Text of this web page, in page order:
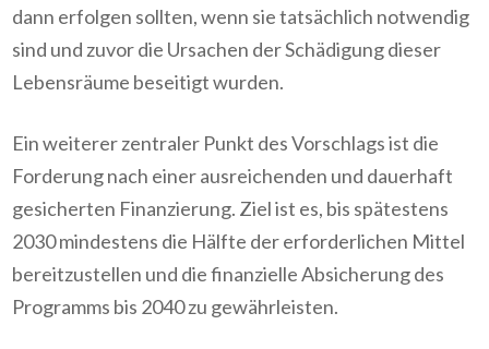
dann erfolgen sollten, wenn sie tatsächlich notwendig
sind und zuvor die Ursachen der Schädigung dieser
Lebensräume beseitigt wurden.
Ein weiterer zentraler Punkt des Vorschlags ist die
Forderung nach einer ausreichenden und dauerhaft
gesicherten Finanzierung. Ziel ist es, bis spätestens
2030 mindestens die Hälfte der erforderlichen Mittel
bereitzustellen und die finanzielle Absicherung des
Programms bis 2040 zu gewährleisten.